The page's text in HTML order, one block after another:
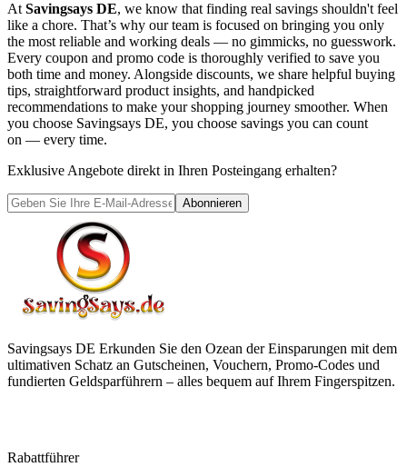
At Savingsays DE, we know that finding real savings shouldn't feel
like a chore. That’s why our team is focused on bringing you only
the most reliable and working deals — no gimmicks, no guesswork.
Every coupon and promo code is thoroughly verified to save you
both time and money. Alongside discounts, we share helpful buying
tips, straightforward product insights, and handpicked
recommendations to make your shopping journey smoother. When
you choose Savingsays DE, you choose savings you can count
on — every time.
Exklusive Angebote direkt in Ihren Posteingang erhalten?
Abonnieren
Savingsays DE Erkunden Sie den Ozean der Einsparungen mit dem
ultimativen Schatz an Gutscheinen, Vouchern, Promo-Codes und
fundierten Geldsparführern – alles bequem auf Ihrem Fingerspitzen.
Rabattführer